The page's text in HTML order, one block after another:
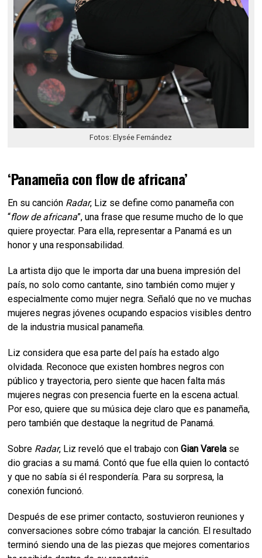
Fotos: Elysée Fernández
‘Panameña con flow de africana’
En su canción Radar, Liz se define como panameña con
“flow de africana”, una frase que resume mucho de lo que
quiere proyectar. Para ella, representar a Panamá es un
honor y una responsabilidad.
La artista dijo que le importa dar una buena impresión del
país, no solo como cantante, sino también como mujer y
especialmente como mujer negra. Señaló que no ve muchas
mujeres negras jóvenes ocupando espacios visibles dentro
de la industria musical panameña.
Liz considera que esa parte del país ha estado algo
olvidada. Reconoce que existen hombres negros con
público y trayectoria, pero siente que hacen falta más
mujeres negras con presencia fuerte en la escena actual.
Por eso, quiere que su música deje claro que es panameña,
pero también que destaque la negritud de Panamá.
Sobre Radar, Liz reveló que el trabajo conGian Varela se
dio gracias a su mamá. Contó que fue ella quien lo contactó
y que no sabía si él respondería. Para su sorpresa, la
conexión funcionó.
Después de ese primer contacto, sostuvieron reuniones y
conversaciones sobre cómo trabajar la canción. El resultado
terminó siendo una de las piezas que mejores comentarios